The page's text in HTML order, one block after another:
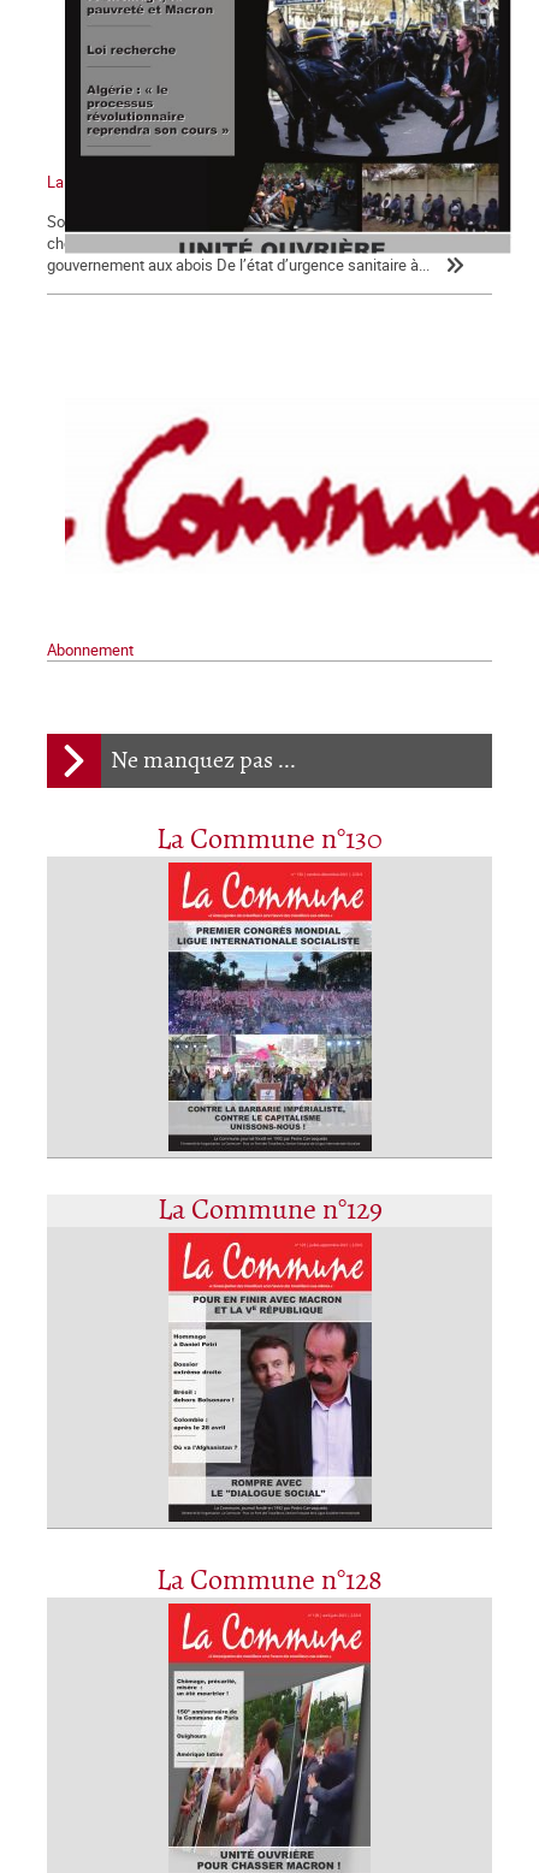
Ne manquez pas ...
La Commune n°130
La Commune n°129
La Commune n°128
La Commune n°126
Sommaire : Notre priorité absolue : un plan d’urgence contre le
chômage, la pauvreté et Macron ! Loi de sécurité globale pour
gouvernement aux abois De l’état d’urgence sanitaire à...
Abonnement